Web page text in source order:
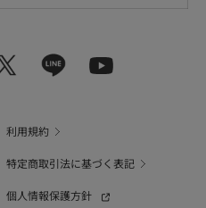
利用規約
特定商取引法に基づく表記
個人情報保護方針